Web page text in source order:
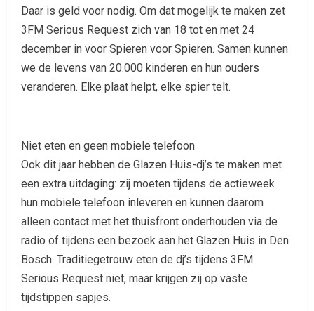
Daar is geld voor nodig. Om dat mogelijk te maken zet
3FM Serious Request zich van 18 tot en met 24
december in voor Spieren voor Spieren. Samen kunnen
we de levens van 20.000 kinderen en hun ouders
veranderen. Elke plaat helpt, elke spier telt.
Niet eten en geen mobiele telefoon
Ook dit jaar hebben de Glazen Huis-dj’s te maken met
een extra uitdaging: zij moeten tijdens de actieweek
hun mobiele telefoon inleveren en kunnen daarom
alleen contact met het thuisfront onderhouden via de
radio of tijdens een bezoek aan het Glazen Huis in Den
Bosch. Traditiegetrouw eten de dj’s tijdens 3FM
Serious Request niet, maar krijgen zij op vaste
tijdstippen sapjes.